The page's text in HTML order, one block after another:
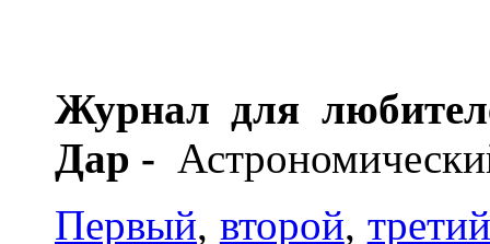
Журнал для
Дар -
Первый, второй, третий